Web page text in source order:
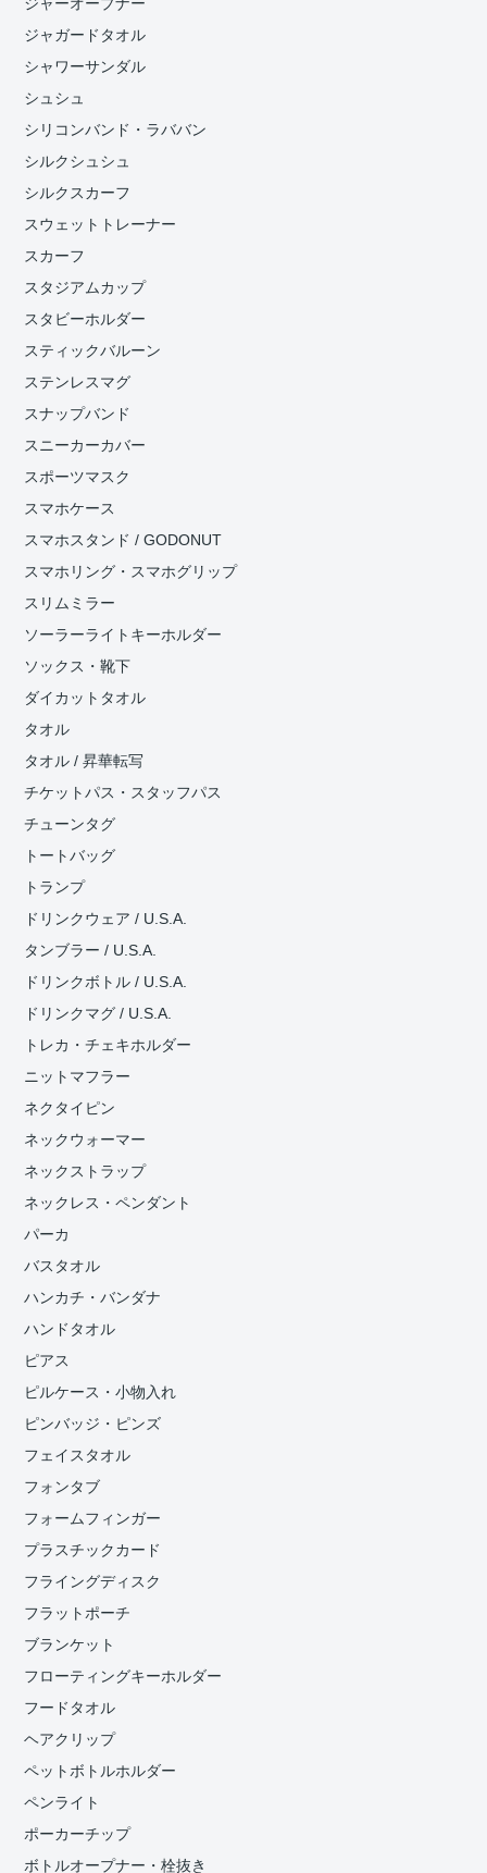
ジャガードタオル
シャワーサンダル
シュシュ
シリコンバンド・ラババン
シルクシュシュ
シルクスカーフ
スウェットトレーナー
スカーフ
スタジアムカップ
スタビーホルダー
スティックバルーン
ステンレスマグ
スナップバンド
スニーカーカバー
スポーツマスク
スマホケース
スマホスタンド / GODONUT
スマホリング・スマホグリップ
スリムミラー
ソーラーライトキーホルダー
ソックス・靴下
ダイカットタオル
タオル
タオル / 昇華転写
チケットパス・スタッフパス
チューンタグ
トートバッグ
トランプ
ドリンクウェア / U.S.A.
タンブラー / U.S.A.
ドリンクボトル / U.S.A.
ドリンクマグ / U.S.A.
トレカ・チェキホルダー
ニットマフラー
ネクタイピン
ネックウォーマー
ネックストラップ
ネックレス・ペンダント
パーカ
バスタオル
ハンカチ・バンダナ
ハンドタオル
ピアス
ピルケース・小物入れ
ピンバッジ・ピンズ
フェイスタオル
フォンタブ
フォームフィンガー
プラスチックカード
フライングディスク
フラットポーチ
ブランケット
フローティングキーホルダー
フードタオル
ヘアクリップ
ペットボトルホルダー
ペンライト
ポーカーチップ
ボトルオープナー・栓抜き